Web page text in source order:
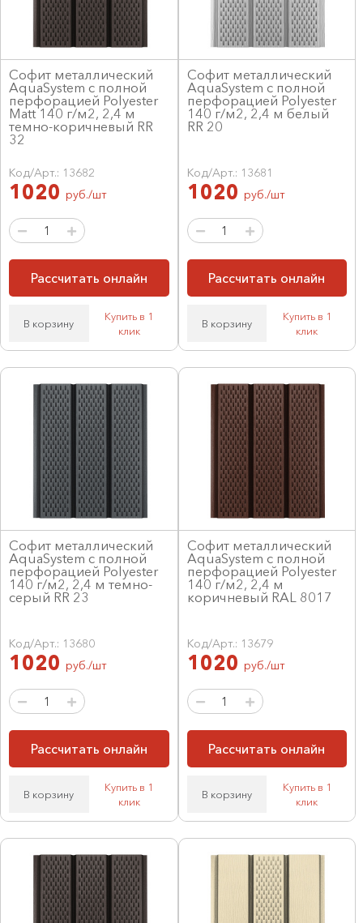
Софит металлический
AquaSystem с полной
перфорацией Polyester
Matt 140 г/м2, 2,4 м
темно-коричневый RR
32
Код/Арт.: 13682
1020 руб./шт
Рассчитать онлайн
В корзину
Купить в 1
клик
Софит металлический
AquaSystem с полной
перфорацией Polyester
140 г/м2, 2,4 м белый
RR 20
Код/Арт.: 13681
1020 руб./шт
Рассчитать онлайн
В корзину
Купить в 1
клик
Софит металлический
AquaSystem с полной
перфорацией Polyester
140 г/м2, 2,4 м темно-
серый RR 23
Код/Арт.: 13680
1020 руб./шт
Рассчитать онлайн
В корзину
Купить в 1
клик
Софит металлический
AquaSystem с полной
перфорацией Polyester
140 г/м2, 2,4 м
коричневый RAL 8017
Код/Арт.: 13679
1020 руб./шт
Рассчитать онлайн
В корзину
Купить в 1
клик